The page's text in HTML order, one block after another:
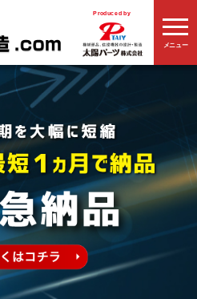
Produced by
メニュー